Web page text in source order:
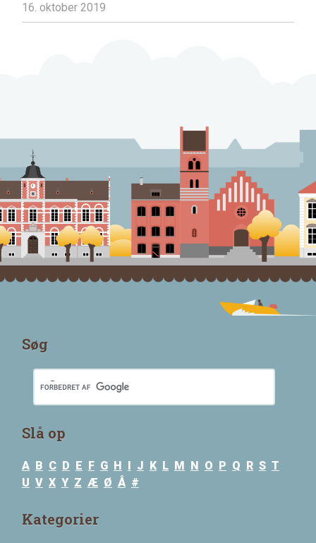
16. oktober 2019
Søg
Slå op
A B C D E F G H I J K L M N O P Q R S T
U V X Y Z Æ Ø Å #
Kategorier